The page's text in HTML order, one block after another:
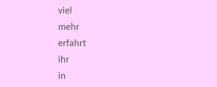
viel
mehr
erfahrt
ihr
in